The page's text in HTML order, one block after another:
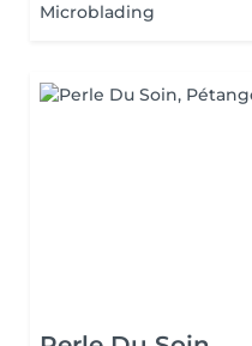
Microblading